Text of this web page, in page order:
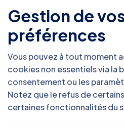
Gestion de
préférences
Vous pouvez à tout moment
cookies non essentiels via la
consentement ou les
Notez que le refus de
certaines fonctionnalités du